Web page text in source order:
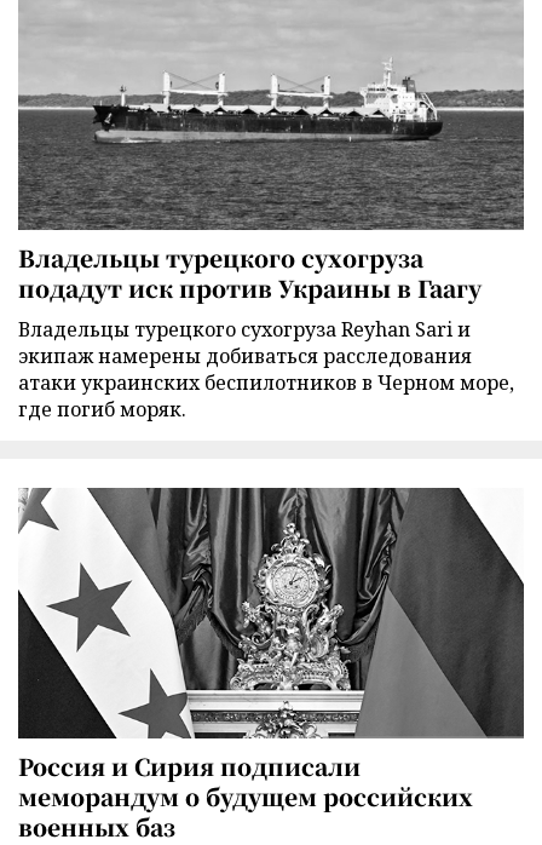
Владельцы турецкого сухогруза
подадут иск против Украины в Гаагу
Владельцы турецкого сухогруза Reyhan Sari и
экипаж намерены добиваться расследования
атаки украинских беспилотников в Черном море,
где погиб моряк.
Россия и Сирия подписали
меморандум о будущем российских
военных баз